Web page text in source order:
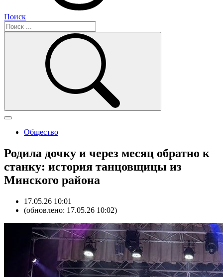
Поиск
Общество
Родила дочку и через месяц обратно к
станку: история танцовщицы из
Минского района
17.05.26 10:01
(обновлено: 17.05.26 10:02)